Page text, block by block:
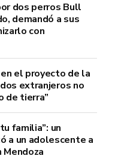
dos perros Bull
demandó a sus
con
el proyecto de la
extranjeros no
de tierra”
familia”: un
a un adolescente a